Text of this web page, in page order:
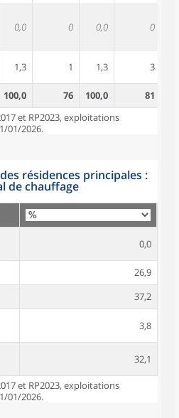
0,0 0 0,0 0
1,3 1 1,3 3
100,0 76 100,0 81
et RP2023, exploitations
01/2026.
résidences principales :
de chauffage
0,0
26,9
37,2
3,8
32,1
et RP2023, exploitations
01/2026.